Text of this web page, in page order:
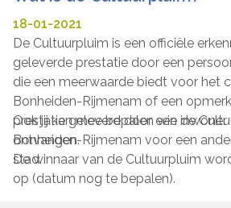
18-01-2021
De Cultuurpluim is een officiële
geleverde prestatie door een
die een meerwaarde biedt voor het
Bonheiden-Rijmenam of een
prestatie geleverd door een inwoner
Bonheiden-Rijmenam voor een
stad.
Ook jij kan mee bepalen wie de
ontvangen.
De winnaar van de Cultuurpluim
op (datum nog te bepalen).